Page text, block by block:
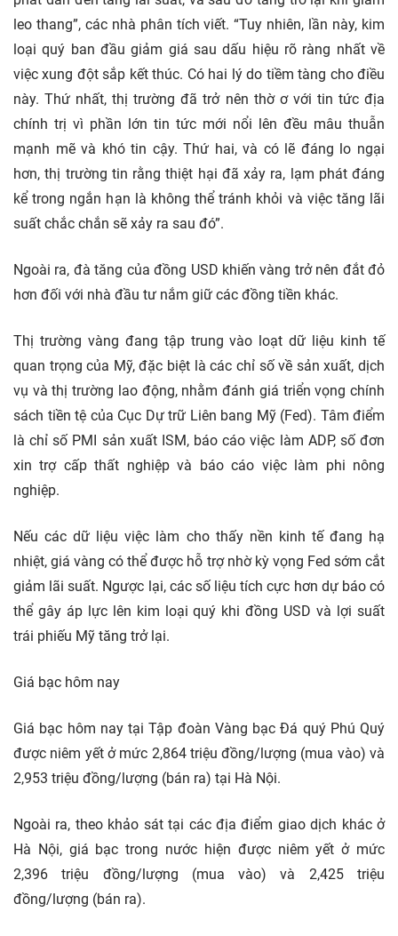
leo thang”, các nhà phân tích viết. “Tuy nhiên, lần này, kim
loại quý ban đầu giảm giá sau dấu hiệu rõ ràng nhất về
việc xung đột sắp kết thúc. Có hai lý do tiềm tàng cho điều
này. Thứ nhất, thị trường đã trở nên thờ ơ với tin tức địa
chính trị vì phần lớn tin tức mới nổi lên đều mâu thuẫn
mạnh mẽ và khó tin cậy. Thứ hai, và có lẽ đáng lo ngại
hơn, thị trường tin rằng thiệt hại đã xảy ra, lạm phát đáng
kể trong ngắn hạn là không thể tránh khỏi và việc tăng lãi
suất chắc chắn sẽ xảy ra sau đó”.
Ngoài ra, đà tăng của đồng USD khiến vàng trở nên đắt đỏ
hơn đối với nhà đầu tư nắm giữ các đồng tiền khác.
Thị trường vàng đang tập trung vào loạt dữ liệu kinh tế
quan trọng của Mỹ, đặc biệt là các chỉ số về sản xuất, dịch
vụ và thị trường lao động, nhằm đánh giá triển vọng chính
sách tiền tệ của Cục Dự trữ Liên bang Mỹ (Fed). Tâm điểm
là chỉ số PMI sản xuất ISM, báo cáo việc làm ADP, số đơn
xin trợ cấp thất nghiệp và báo cáo việc làm phi nông
nghiệp.
Nếu các dữ liệu việc làm cho thấy nền kinh tế đang hạ
nhiệt, giá vàng có thể được hỗ trợ nhờ kỳ vọng Fed sớm cắt
giảm lãi suất. Ngược lại, các số liệu tích cực hơn dự báo có
thể gây áp lực lên kim loại quý khi đồng USD và lợi suất
trái phiếu Mỹ tăng trở lại.
Giá bạc hôm nay
Giá bạc hôm nay tại Tập đoàn Vàng bạc Đá quý Phú Quý
được niêm yết ở mức 2,864 triệu đồng/lượng (mua vào) và
2,953 triệu đồng/lượng (bán ra) tại Hà Nội.
Ngoài ra, theo khảo sát tại các địa điểm giao dịch khác ở
Hà Nội, giá bạc trong nước hiện được niêm yết ở mức
2,396 triệu đồng/lượng (mua vào) và 2,425 triệu
đồng/lượng (bán ra).